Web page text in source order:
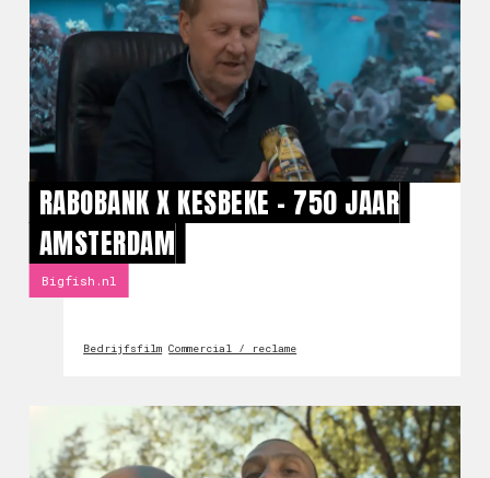
RABOBANK X KESBEKE - 750 JAAR
AMSTERDAM
Bigfish.nl
Bedrijfsfilm Commercial / reclame